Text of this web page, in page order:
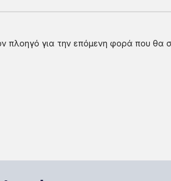
πλοηγό για την επόμενη φορά που θα